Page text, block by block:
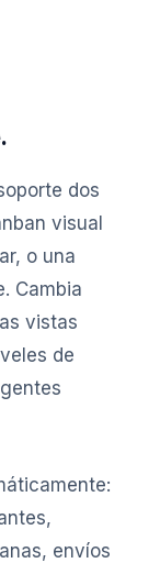
dos
visual
o una
Cambia
vistas
de
envíos